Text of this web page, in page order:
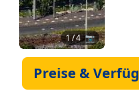
1/ 4 📷
Preise &